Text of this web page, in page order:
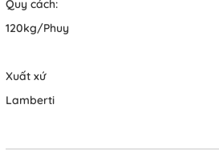
Quy cách:
120kg/Phuy
Xuất xứ
Lamberti